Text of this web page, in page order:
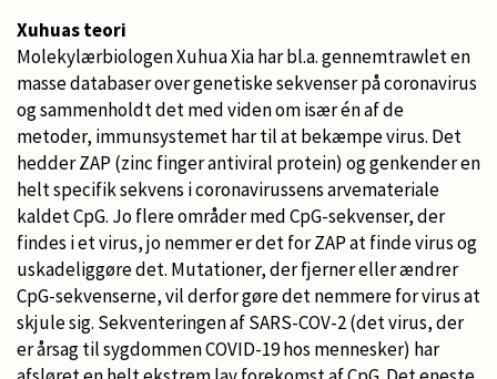
Xuhuas teori
Molekylærbiologen Xuhua Xia har bl.a. gennemtrawlet en
masse databaser over genetiske sekvenser på coronavirus
og sammenholdt det med viden om især én af de
metoder, immunsystemet har til at bekæmpe virus. Det
hedder ZAP (zinc finger antiviral protein) og genkender en
helt specifik sekvens i coronavirussens arvemateriale
kaldet CpG. Jo flere områder med CpG-sekvenser, der
findes i et virus, jo nemmer er det for ZAP at finde virus og
uskadeliggøre det. Mutationer, der fjerner eller ændrer
CpG-sekvenserne, vil derfor gøre det nemmere for virus at
skjule sig. Sekventeringen af SARS-COV-2 (det virus, der
er årsag til sygdommen COVID-19 hos mennesker) har